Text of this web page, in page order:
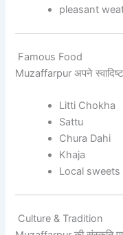
pleasant
Famous Food
Muzaffarpur अपने स्वादिष्ट
Litti Chokha
Sattu
Chura Dahi
Khaja
Local sweets
Culture & Tradition